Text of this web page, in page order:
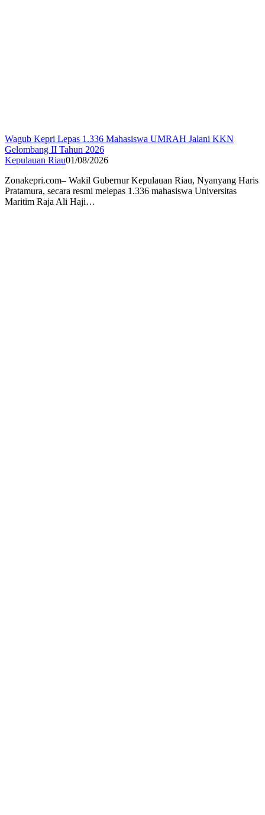
Wagub Kepri Lepas 1.336 Mahasiswa UMRAH Jalani KKN
Gelombang II Tahun 2026
Kepulauan Riau01/08/2026
Zonakepri.com– Wakil Gubernur Kepulauan Riau, Nyanyang Haris
Pratamura, secara resmi melepas 1.336 mahasiswa Universitas
Maritim Raja Ali Haji…